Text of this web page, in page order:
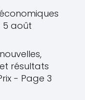
5 août
résultats
- Page 3